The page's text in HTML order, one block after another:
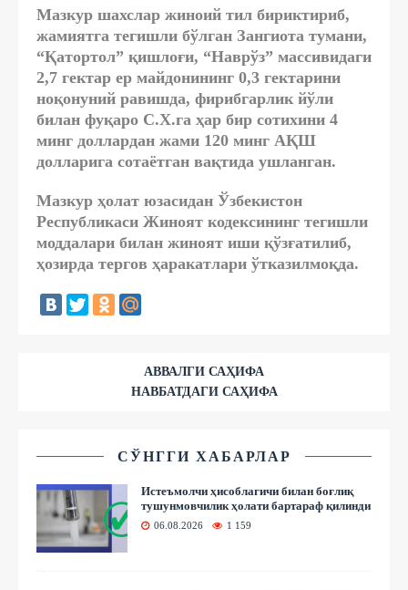
Мазкур шахслар жиноий тил бириктириб,
жамиятга тегишли бўлган Зангиота тумани,
“Қатортол” қишлоғи, “Наврўз” массивидаги
2,7 гектар ер майдонининг 0,3 гектарини
ноқонуний равишда, фирибгарлик йўли
билан фуқаро С.Х.га ҳар бир сотихини 4
минг доллардан жами 120 минг АҚШ
долларига сотаётган вақтида ушланган.
Мазкур ҳолат юзасидан Ўзбекистон
Республикаси Жиноят кодексининг тегишли
моддалари билан жиноят иши қўзғатилиб,
ҳозирда тергов ҳаракатлари ўтказилмоқда.
АВВАЛГИ САҲИФА
НАВБАТДАГИ САҲИФА
СЎНГГИ ХАБАРЛАР
Истеъмолчи ҳисоблагичи билан боғлиқ
тушунмовчилик ҳолати бартараф қилинди
06.08.2026 1 159